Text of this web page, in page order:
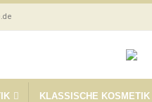
KLASSISCHE KOSMETIK